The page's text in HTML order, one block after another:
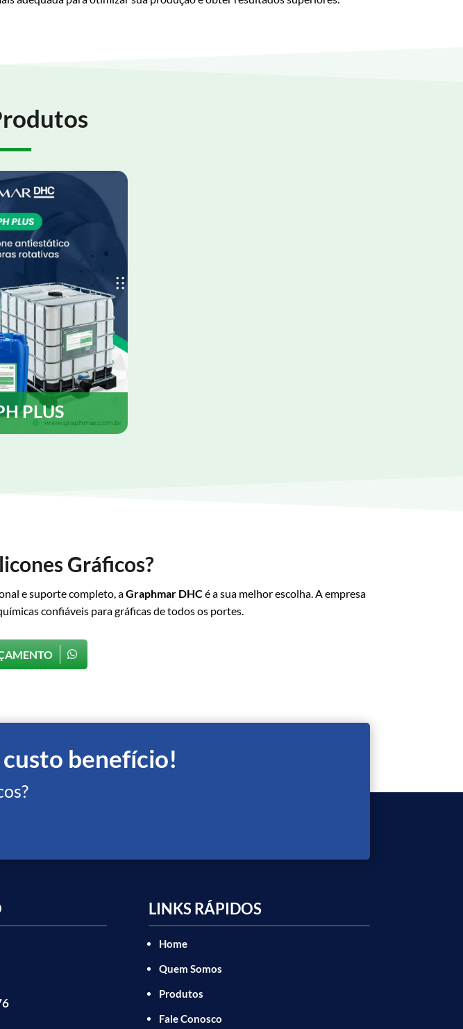
PLUS
como em cold-set.
Gráficos?
e suporte completo, aGraphmar DHCé a sua melhor escolha. A empresa
confiáveis para gráficas de todos os portes.
custo benefício!
LINKS RÁPIDOS
Home
Quem Somos
Produtos
Fale Conosco